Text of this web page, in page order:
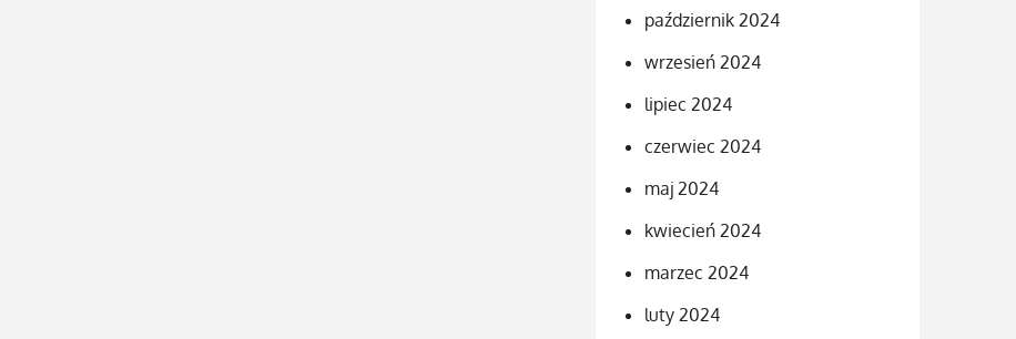
październik 2024
wrzesień 2024
lipiec 2024
czerwiec 2024
maj 2024
kwiecień 2024
marzec 2024
luty 2024